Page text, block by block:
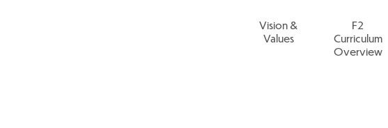
Vision &
Values
F2
Curriculum
Overview